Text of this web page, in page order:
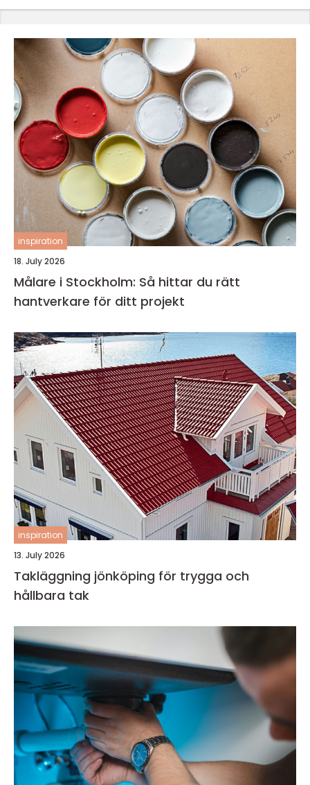
inspiration
18. July 2026
Målare i Stockholm: Så hittar du rätt
hantverkare för ditt projekt
inspiration
13. July 2026
Takläggning jönköping för trygga och
hållbara tak